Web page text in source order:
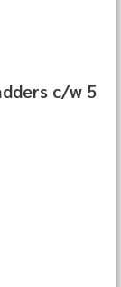
c/w 5